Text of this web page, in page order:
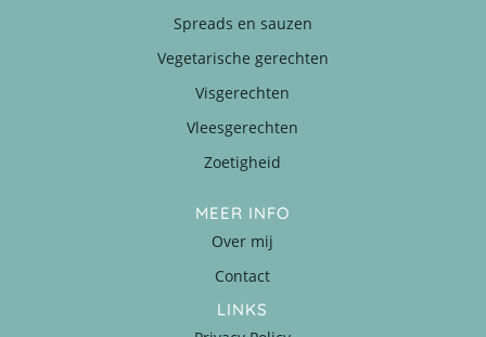
Spreads en sauzen
Vegetarische gerechten
Visgerechten
Vleesgerechten
Zoetigheid
MEER INFO
Over mij
Contact
LINKS